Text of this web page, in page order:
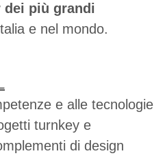
dei più grandi
e nel mondo.
e alle tecnologie
turnkey e
di design